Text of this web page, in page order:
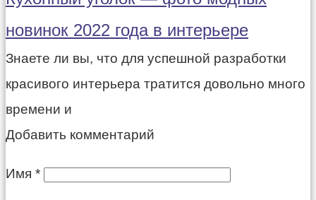
новинок 2022 года в интерьере
Знаете ли вы, что для успешной разработки
красивого интерьера тратится довольно много
времени и
Добавить комментарий
Имя *